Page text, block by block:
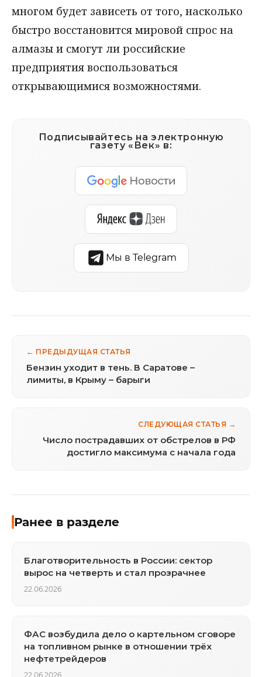
многом будет зависеть от того, насколько
быстро восстановится мировой спрос на
алмазы и смогут ли российские
предприятия воспользоваться
открывающимися возможностями.
Подписывайтесь на электронную
газету «Век» в:
Мы в Telegram
← ПРЕДЫДУЩАЯ СТАТЬЯ
Бензин уходит в тень. В Саратове –
лимиты, в Крыму – барыги
СЛЕДУЮЩАЯ СТАТЬЯ →
Число пострадавших от обстрелов в РФ
достигло максимума с начала года
Ранее в разделе
Благотворительность в России: сектор
вырос на четверть и стал прозрачнее
22.06.2026
ФАС возбудила дело о картельном сговоре
на топливном рынке в отношении трёх
нефтетрейдеров
22.06.2026